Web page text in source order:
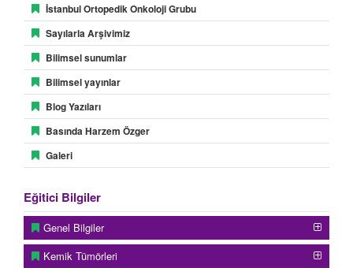
Alveolar yumuşak kısım sarkomu
Alveolar yumuşak kısım sarkomu nadir görülen
tümörlerdendir. Hastaların çoğu 15-35 yaş arası genç
kadınlardır. En sık uyluk ve kalçada görülür. çok fazla
kanlanan, bu yüzden MRG incelemesinde bol damarlı
yapısıyla dikkat çeken tümörlerdir. Agressif yapıları
nedeniyle tedaviye kemoterapi ve radyoterapi eklenebilir,
ancak esas tedavisi temiz sınırlarla genis cerrahi
eksizyondur.
İstanbul Ortopedik Onkoloji Grubu
Sayılarla Arşivimiz
Bilimsel sunumlar
Bilimsel yayınlar
Blog Yazıları
Basında Harzem Özger
Galeri
Eğitici Bilgiler
Genel Bilgiler
Kemik Tümörleri